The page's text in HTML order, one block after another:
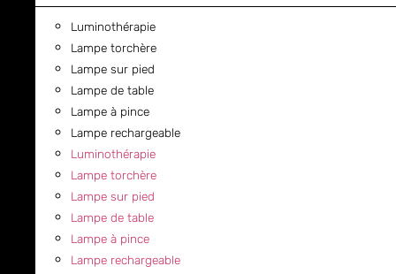
Luminothérapie
Lampe torchère
Lampe sur pied
Lampe de table
Lampe à pince
Lampe rechargeable
Luminothérapie
Lampe torchère
Lampe sur pied
Lampe de table
Lampe à pince
Lampe rechargeable